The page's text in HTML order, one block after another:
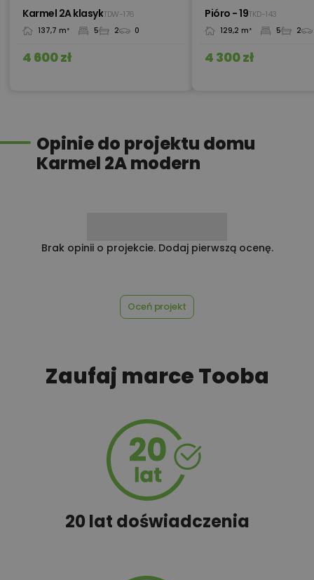
Płyta fundamentowa 1 800,00 zł
Rabat 10% na zakupy w
Rabat 10% na zakupy w OBI
Szambo 450,00 zł
Tablica informacyjna
Wyceń adaptację
Karmel 2A klasykTDW-176
137,7 m² 5 2 0
4 600 zł
Pióro - 19TKD-143
129,2 m² 5 2
4 300 zł
Opinie do projektu domu
Karmel 2A modern
Brak opinii o projekcie. Dodaj pierwszą ocenę.
Oceń projekt
Zaufaj marce Tooba
20 lat doświadczenia